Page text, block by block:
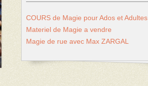
COURS de Magie pour Ados et Adultes
Materiel de Magie a vendre
Magie de rue avec Max ZARGAL